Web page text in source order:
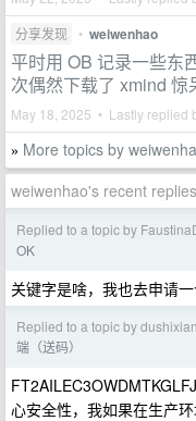
分享发现 • weiwenhao
平时用 OB 记录一些东
次偶然下载了 xmind 惊
May 18, 2025 • Lastly replied
» More topics by
weiwenhao's recent replies
Replied to a topic by
OK
关键字是啥，我也去申请
Replied to a topic by
端（送码）
心安全性，我如果在生产